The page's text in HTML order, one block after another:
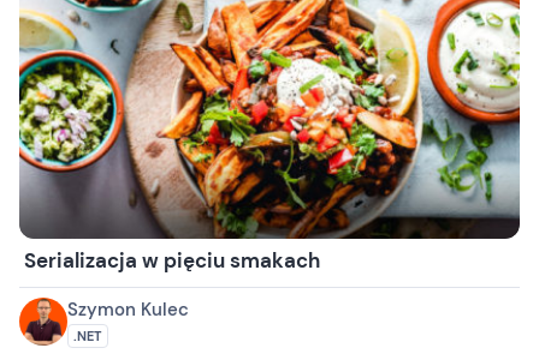
Serializacja w pięciu smakach
Szymon Kulec
.NET